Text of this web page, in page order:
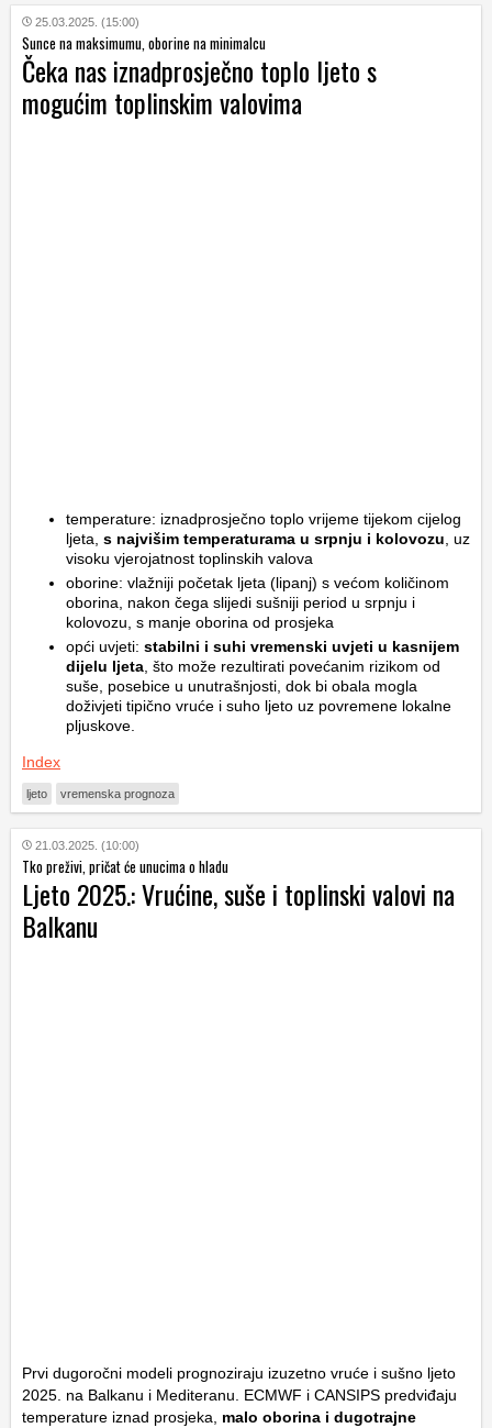
25.03.2025. (15:00)
Sunce na maksimumu, oborine na minimalcu
Čeka nas iznadprosječno toplo ljeto s
mogućim toplinskim valovima
temperature: iznadprosječno toplo vrijeme tijekom cijelog
ljeta, s najvišim temperaturama u srpnju i kolovozu , uz
visoku vjerojatnost toplinskih valova
oborine: vlažniji početak ljeta (lipanj) s većom količinom
oborina, nakon čega slijedi sušniji period u srpnju i
kolovozu, s manje oborina od prosjeka
opći uvjeti: stabilni i suhi vremenski uvjeti u kasnijem
dijelu ljeta , što može rezultirati povećanim rizikom od
suše, posebice u unutrašnjosti, dok bi obala mogla
doživjeti tipično vruće i suho ljeto uz povremene lokalne
pljuskove.
Index
ljeto vremenska prognoza
21.03.2025. (10:00)
Tko preživi, pričat će unucima o hladu
Ljeto 2025.: Vrućine, suše i toplinski valovi na
Balkanu
Prvi dugoročni modeli prognoziraju izuzetno vruće i sušno ljeto
2025. na Balkanu i Mediteranu. ECMWF i CANSIPS predviđaju
temperature iznad prosjeka, malo oborina i dugotrajne